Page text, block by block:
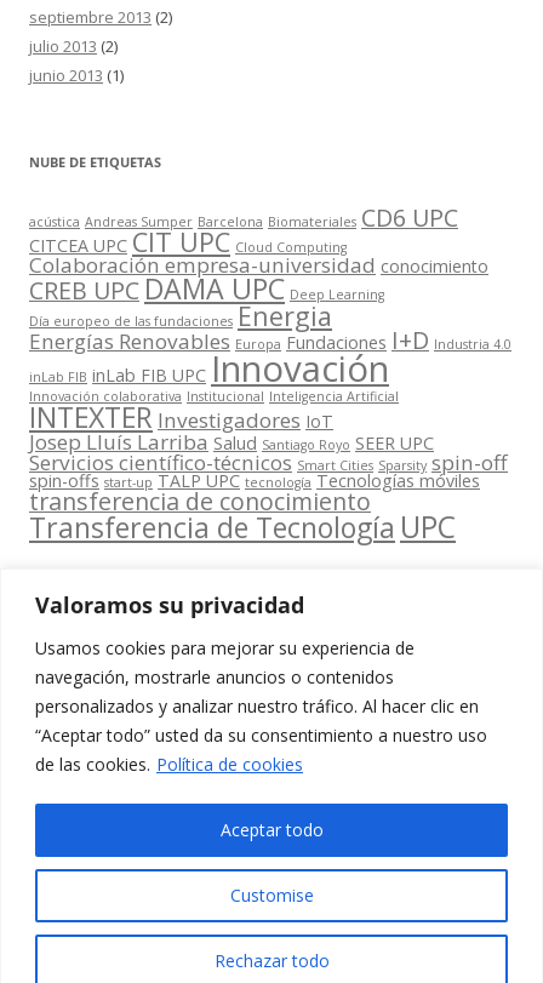
Valoramos su privacidad
Usamos cookies para mejorar su experiencia de
navegación, mostrarle anuncios o contenidos
personalizados y analizar nuestro tráfico. Al hacer clic en
“Aceptar todo” usted da su consentimiento a nuestro uso
de las cookies. Política de cookies
Customise
Rechazar todo
Aceptar todo
septiembre 2013 (2)
julio 2013 (2)
junio 2013 (1)
NUBE DE ETIQUETAS
acústica Andreas Sumper Barcelona Biomateriales CD6 UPC
CITCEA UPC CIT UPC Cloud Computing
Colaboración empresa-universidad conocimiento
CREB UPCDAMA UPC Deep Learning
Día europeo de las fundaciones Energia
Energías Renovables Europa Fundaciones I+D Industria 4.0
inLab FIB inLab FIB UPC Innovación
Innovación colaborativa Institucional Inteligencia Artificial
INTEXTER Investigadores IoT
Josep Lluís Larriba Salud Santiago Royo SEER UPC
Servicios científico-técnicos Smart Cities Sparsity spin-off
spin-offs start-up TALP UPC tecnología Tecnologías móviles
transferencia de conocimiento
Transferencia de Tecnología UPC
Contacta
amb
nosaltres
Edifici
Girona 1-3
Barcelona
www.cit.upc.edu
+34 93 405 44
03
Segueix-nos